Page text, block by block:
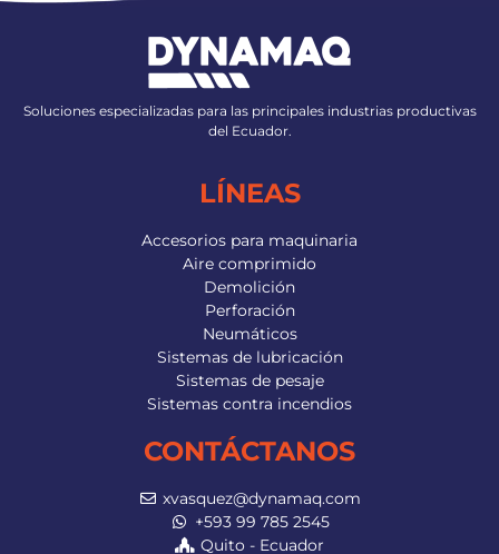
Soluciones especializadas para las principales industrias productivas
del Ecuador.
LÍNEAS
Accesorios para maquinaria
Aire comprimido
Demolición
Perforación
Neumáticos
Sistemas de lubricación
Sistemas de pesaje
Sistemas contra incendios
CONTÁCTANOS
xvasquez@dynamaq.com
+593 99 785 2545
Quito - Ecuador